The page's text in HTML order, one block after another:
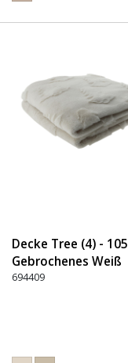
Decke Tree (4) - 105
Gebrochenes Weiß
694409